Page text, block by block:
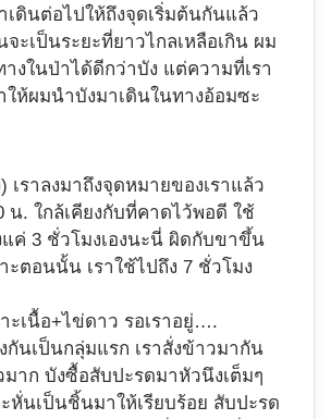
เดินต่อไปให้ถึงจุดเริ่มต้นกันแล้ว
ะเป็นระยะที่ยาวไกลเหลือเกิน ผม
งในป่าได้ดีกว่าบัง แต่ความที่เรา
ให้ผมนำบังมาเดินในทางอ้อมซะ
เราลงมาถึงจุดหมายของเราแล้ว
น. ใกล้เคียงกับที่คาดไว้พอดี ใช้
แค่ 3 ชั่วโมงเองนะนี่ ผิดกับขาขึ้น
ะตอนนั้น เราใช้ไปถึง 7 ชั่วโมง
ะเนื้อ+ไข่ดาว รอเราอยู่….
กันเป็นกลุ่มแรก เราสั่งข้าวมากัน
มาก บังซื้อสับปะรดมาหัวนึงเต็มๆ
หั่นเป็นชิ้นมาให้เรียบร้อย สับปะรด